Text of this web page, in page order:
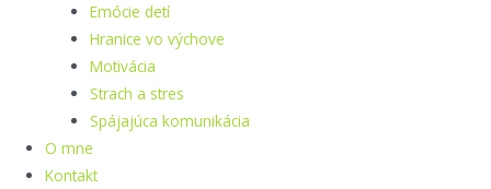
Emócie detí
Hranice vo výchove
Motivácia
Strach a stres
Spájajúca komunikácia
O mne
Kontakt